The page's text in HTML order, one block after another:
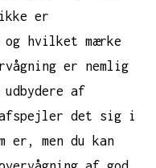
er
hvilket mærke
er nemlig
af
det sig i
er, men du kan